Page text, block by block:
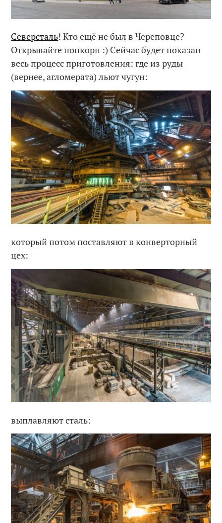
Северсталь! Кто ещё не был в Череповце?
Открывайте попкорн :) Сейчас будет показан
весь процесс приготовления: где из руды
(вернее, агломерата) льют чугун:
который потом поставляют в конверторный
цех:
выплавляют сталь: